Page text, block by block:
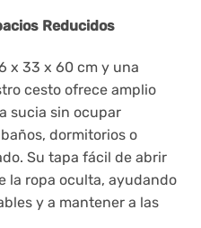
Reducidos
x 33 x 60 cm y una
cesto ofrece amplio
sucia sin ocupar
dormitorios o
Su tapa fácil de abrir
la ropa oculta, ayudando
y a mantener a las